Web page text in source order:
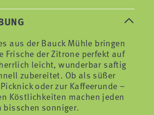
aus der Bauck Mühle bringen
Frische der Zitrone perfekt auf
leicht, wunderbar saftig
zubereitet. Ob als süßer
oder zur Kaffeerunde –
Köstlichkeiten machen jeden
bisschen sonniger.